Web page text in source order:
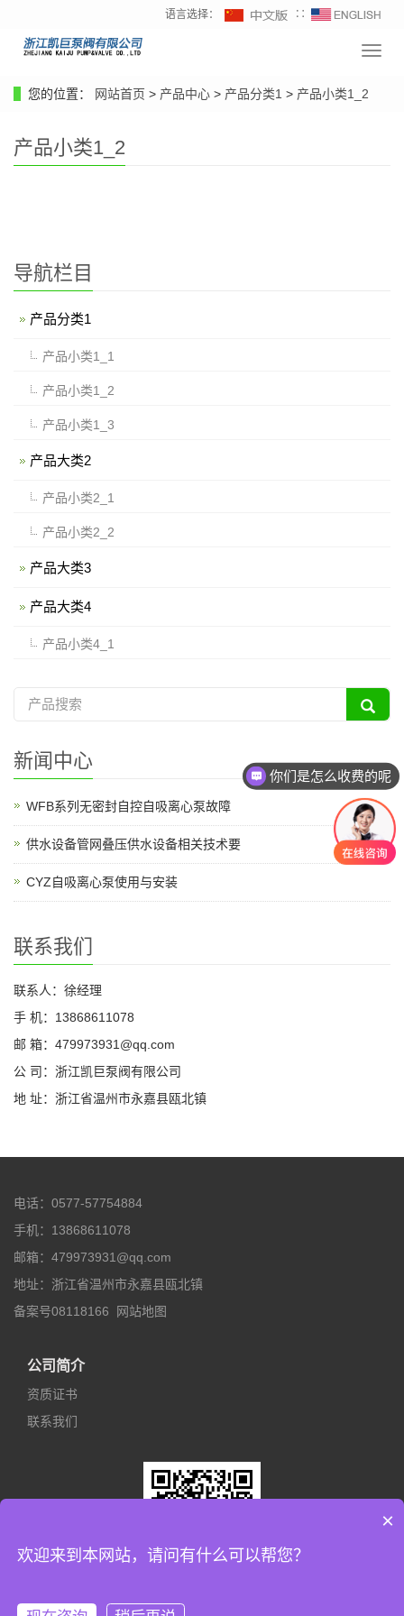
语言选择： ∷
导
您的位置： 网站首页 > 产品中心 > 产品分类1 > 产品小类1_2
产品小类1_2
导航栏目
产品分类1
产品小类1_1
产品小类1_2
产品小类1_3
产品大类2
产品小类2_1
产品小类2_2
产品大类3
产品大类4
产品小类4_1
新闻中心
WFB系列无密封自控自吸离心泵故障
供水设备管网叠压供水设备相关技术要
CYZ自吸离心泵使用与安装
联系我们
联系人：徐经理
手 机：13868611078
邮 箱：479973931@qq.com
公 司：浙江凯巨泵阀有限公司
地 址：浙江省温州市永嘉县瓯北镇
电话：0577-57754884
手机：13868611078
邮箱：479973931@qq.com
地址：浙江省温州市永嘉县瓯北镇
备案号08118166
网站地图
公司简介
资质证书
联系我们
你们是怎么收费的呢
×
欢迎来到本网站，请问有什么可以帮您？